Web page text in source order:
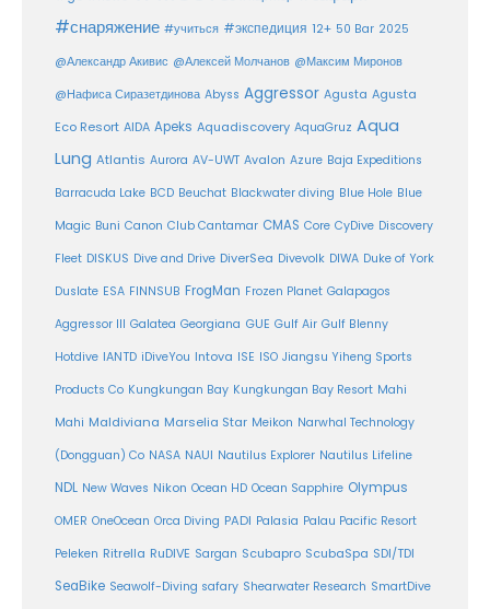
#снаряжение #учиться #экспедиция 12+ 50 Bar 2025
@Александр Акивис @Алексей Молчанов @Максим Миронов
@Нафиса Сиразетдинова Abyss Aggressor Agusta Agusta
Eco Resort AIDA Apeks Aquadiscovery AquaGruz Aqua
Lung Atlantis Aurora AV-UWT Avalon Azure Baja Expeditions
Barracuda Lake BCD Beuchat Blackwater diving Blue Hole Blue
Magic Buni Canon Club Cantamar CMAS Core CyDive Discovery
Fleet DISKUS Dive and Drive DiverSea Divevolk DIWA Duke of York
Duslate ESA FINNSUB FrogMan Frozen Planet Galapagos
Aggressor III Galatea Georgiana GUE Gulf Air Gulf Blenny
Hotdive IANTD iDiveYou Intova ISE ISO Jiangsu Yiheng Sports
Products Co Kungkungan Bay Kungkungan Bay Resort Mahi
Mahi Maldiviana Marselia Star Meikon Narwhal Technology
(Dongguan) Co NASA NAUI Nautilus Explorer Nautilus Lifeline
NDL New Waves Nikon Ocean HD Ocean Sapphire Olympus
OMER OneOcean Orca Diving PADI Palasia Palau Pacific Resort
Peleken Ritrella RuDIVE Sargan Scubapro ScubaSpa SDI/TDI
SeaBike Seawolf-Diving safary Shearwater Research SmartDive